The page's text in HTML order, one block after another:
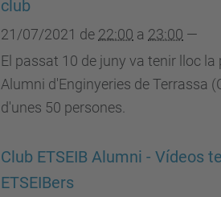
club
21/07/2021 de 22:00 a 23:00 —
El passat 10 de juny va tenir lloc
Alumni d'Enginyeries de Terrassa
d'unes 50 persones.
Club ETSEIB Alumni - Vídeos
ETSEIBers